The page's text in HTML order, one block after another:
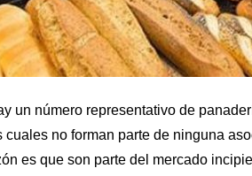
un número representativo de
cuales no forman parte de ninguna
es que son parte del mercado